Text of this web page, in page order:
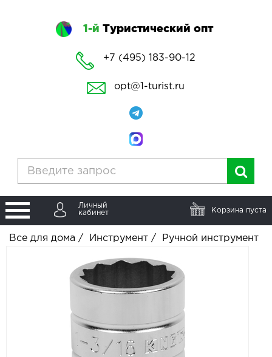
1-й Туристический опт
+7 (495) 183-90-12
opt@1-turist.ru
Личный
кабинет
Корзина пуста
Все для дома / Инструмент / Ручной инструмент